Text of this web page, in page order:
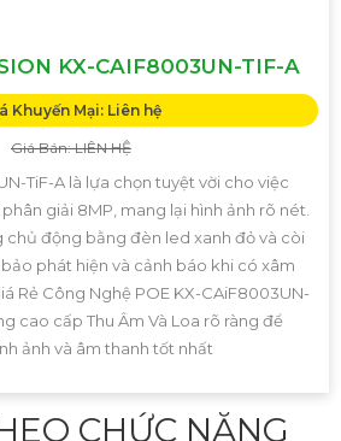
KX-CAIF8003UN-TIF-A
Khuyến Mại: Liên hệ
Giá Bán: LIÊN HỆ
TiF-A là lựa chọn tuyệt vời cho việc
giải 8MP, mang lại hình ảnh rõ nét.
chủ động bằng đèn led xanh đỏ và còi
phát hiện và cảnh báo khi có xâm
Rẻ Công Nghệ POE KX-CAiF8003UN-
cao cấp Thu Âm Và Loa rõ ràng để
ảnh và âm thanh tốt nhất
CHỨC NĂNG